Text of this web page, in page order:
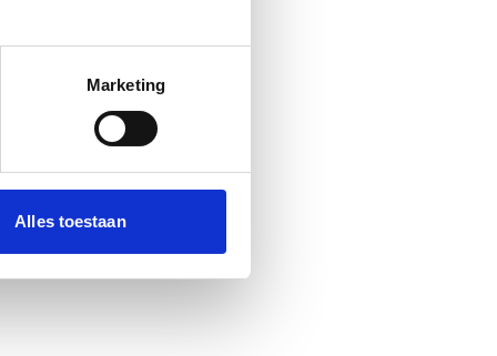
Marketing
Alles toestaan